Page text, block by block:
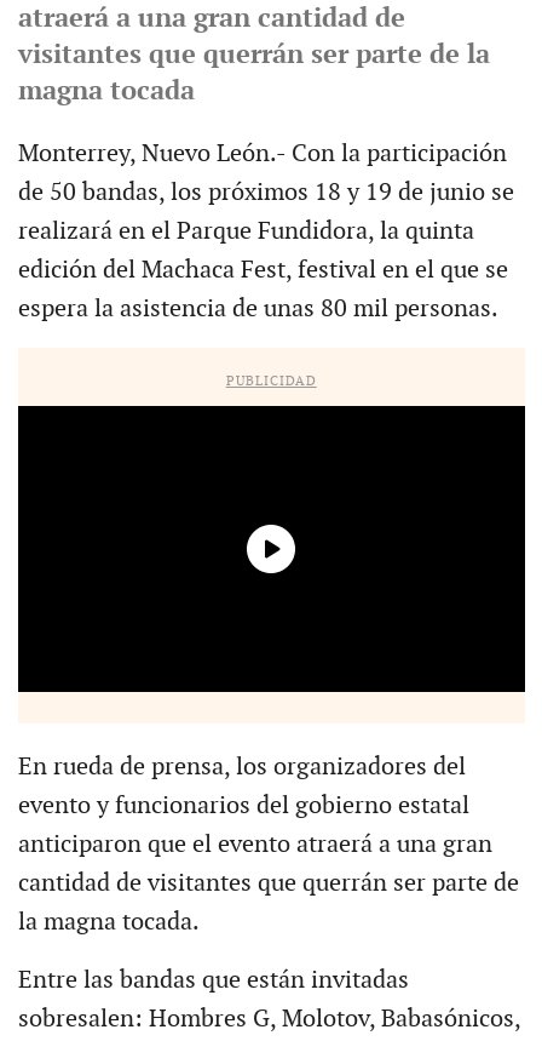
atraerá a una gran cantidad de
visitantes que querrán ser parte de la
magna tocada
Monterrey, Nuevo León.- Con la participación
de 50 bandas, los próximos 18 y 19 de junio se
realizará en el Parque Fundidora, la quinta
edición del Machaca Fest, festival en el que se
espera la asistencia de unas 80 mil personas.
PUBLICIDAD
En rueda de prensa, los organizadores del
evento y funcionarios del gobierno estatal
anticiparon que el evento atraerá a una gran
cantidad de visitantes que querrán ser parte de
la magna tocada.
Entre las bandas que están invitadas
sobresalen: Hombres G, Molotov, Babasónicos,